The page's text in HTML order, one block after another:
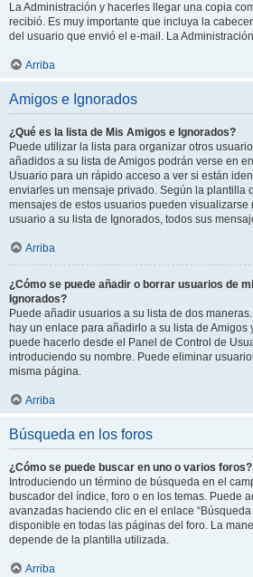
La Administración y hacerles llegar una copia
recibió. Es muy importante que incluya la
del usuario que envió el e-mail. La
Arriba
Amigos e Ignorados
¿Qué es la lista de Mis Amigos e Ignorados?
Puede utilizar la lista para organizar otros
añadidos a su lista de Amigos podrán verse en
Usuario para un rápido acceso a ver si están
enviarles un mensaje privado. Según la plantilla
mensajes de estos usuarios pueden visualizarse
usuario a su lista de Ignorados, todos sus
Arriba
¿Cómo se puede añadir o borrar usuarios de
Ignorados?
Puede añadir usuarios a su lista de dos
hay un enlace para añadirlo a su lista de Amigos
puede hacerlo desde el Panel de Control de
introduciendo su nombre. Puede eliminar
misma página.
Arriba
Búsqueda en los foros
¿Cómo se puede buscar en uno o varios foros?
Introduciendo un término de búsqueda en el
buscador del índice, foro o en los temas. Puede
avanzadas haciendo clic en el enlace “Búsqueda
disponible en todas las páginas del foro. La
depende de la plantilla utilizada.
Arriba